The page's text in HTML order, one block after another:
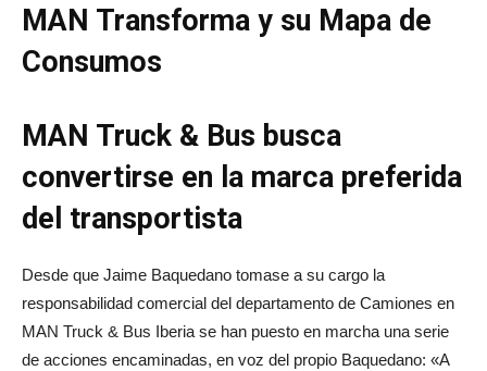
MAN Transforma y su Mapa de
Consumos
MAN Truck & Bus busca
convertirse en la marca preferida
del transportista
Desde que Jaime Baquedano tomase a su cargo la
responsabilidad comercial del departamento de Camiones en
MAN Truck & Bus Iberia se han puesto en marcha una serie
de acciones encaminadas, en voz del propio Baquedano: «A